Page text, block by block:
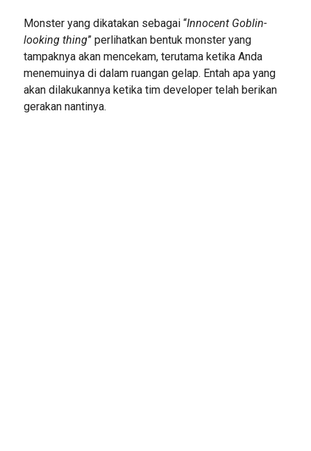
Monster yang dikatakan sebagai “Innocent Goblin-
looking thing” perlihatkan bentuk monster yang
tampaknya akan mencekam, terutama ketika Anda
menemuinya di dalam ruangan gelap. Entah apa yang
akan dilakukannya ketika tim developer telah berikan
gerakan nantinya.